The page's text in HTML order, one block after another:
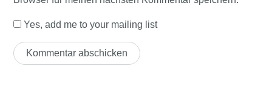
Yes, add me to your mailing list